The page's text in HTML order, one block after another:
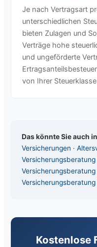
Je nach Vertragsart
unterschiedlichen
bieten Zulagen und
Verträge hohe
und ungeförderte
von Ihrer
Das könnte Sie auch
Versicherungen ·
Versicherungsberatung
Kostenlose